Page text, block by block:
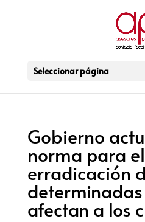
Seleccionar página
Gobierno
norma para
erradicación
afectan a los